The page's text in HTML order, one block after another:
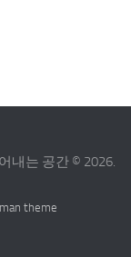
내는 공간 © 2026.
theme